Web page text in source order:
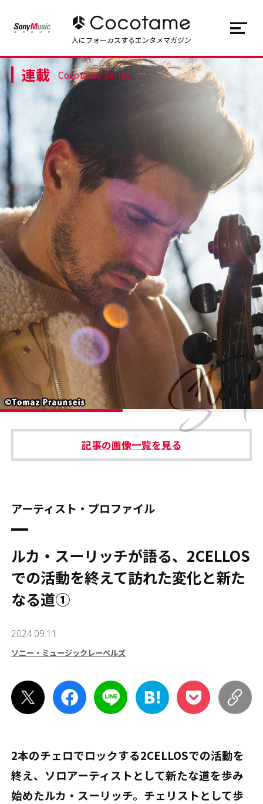
トップ Top
記事一覧 Articles
連載一覧 Series
Cocotameとは About
#エンタメ業界のちょっといい話
#サステナブルな取り組み #スタッフが語る
#リクルート
運営会社 プライバシーポリシー
本サイトご利用にあたって Cookie Settings
JP EN
人にフォーカスするエンタメマガジン
連載 Cocotame Series
記事の画像一覧を見る
アーティスト・プロファイル
ルカ・スーリッチが語る、2CELLOS
での活動を終えて訪れた変化と新た
なる道①
2024.09.11
ソニー・ミュージックレーベルズ
2本のチェロでロックする2CELLOSでの活動を
終え、ソロアーティストとして新たな道を歩み
始めたルカ・スーリッチ。チェリストとして歩